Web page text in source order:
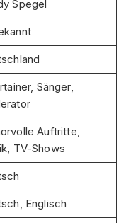
Spegel
Sänger,
Auftritte,
TV-Shows
Englisch